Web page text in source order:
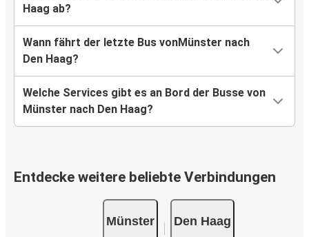
Haag ab?
Wann fährt der letzte Bus vonMünster nach
Den Haag?
Welche Services gibt es an Bord der Busse von
Münster nach Den Haag?
Entdecke weitere beliebte Verbindungen
Münster Den Haag